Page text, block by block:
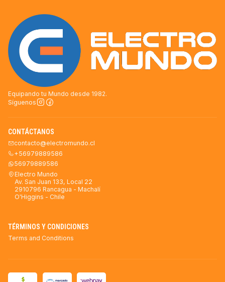
Equipando tu Mundo desde 1982.
Síguenos
CONTÁCTANOS
contacto@electromundo.cl
+56979889586
56979889586
Electro Mundo
Av. San Juan 133, Local 22
2910796 Rancagua - Machalí
O'Higgins - Chile
TÉRMINOS Y CONDICIONES
Terms and Conditions